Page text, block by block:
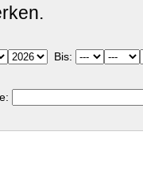
Bis: